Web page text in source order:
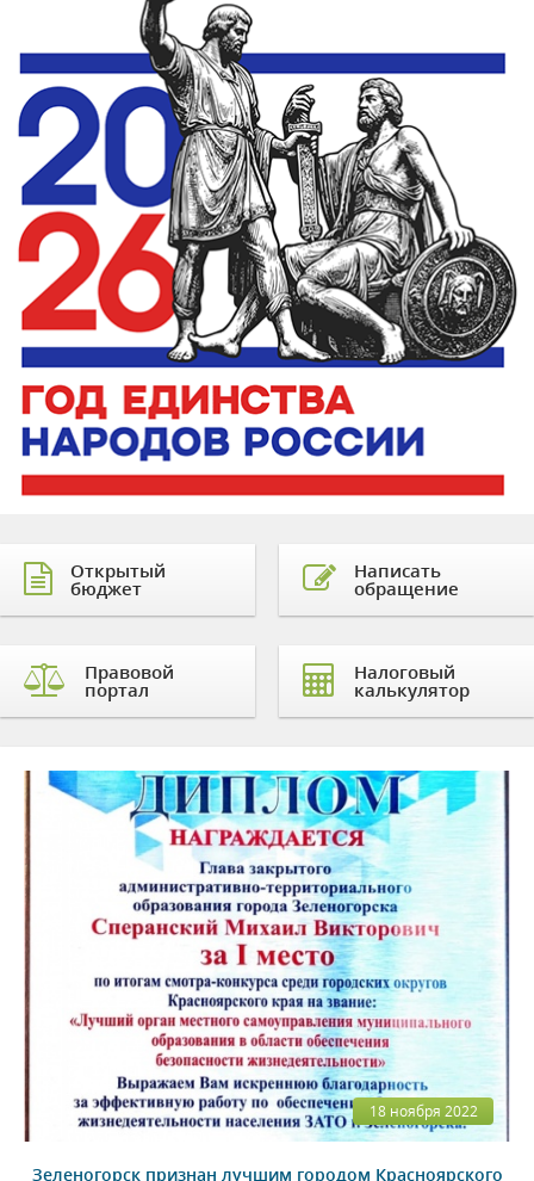
Открытый
бюджет
Правовой
портал
Написать
обращение
Налоговый
калькулятор
18 ноября 2022
Зеленогорск признан лучшим городом Красноярского